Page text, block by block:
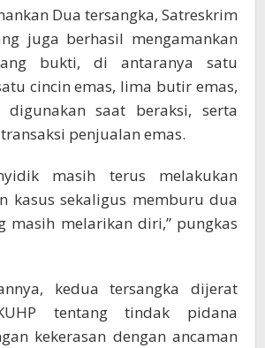
Dua tersangka, Satreskrim
juga berhasil mengamankan
bukti, di antaranya satu
cincin emas, lima butir emas,
digunakan saat beraksi, serta
penjualan emas.
masih terus melakukan
kasus sekaligus memburu dua
masih melarikan diri,” pungkas
kedua tersangka dijerat
tentang tindak pidana
kekerasan dengan ancaman